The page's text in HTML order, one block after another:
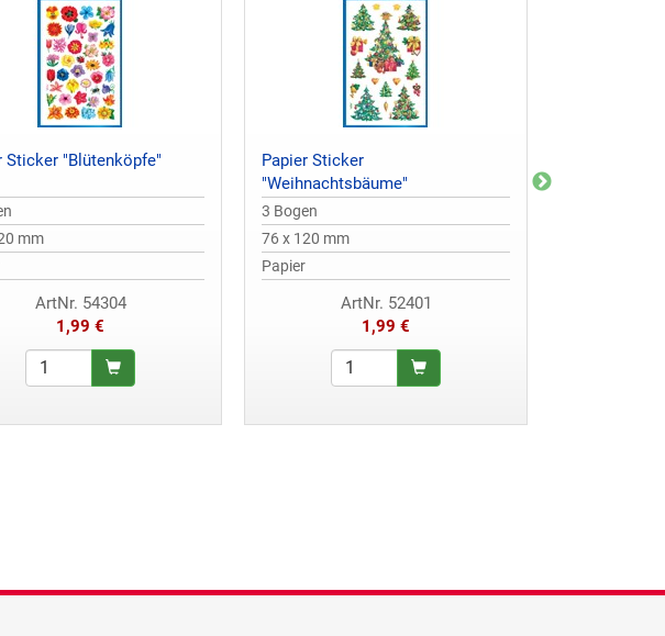
Sticker "Blütenköpfe"
mm
ArtNr. 54304
1,99 €
Papier Sticker
"Weihnachtsbäume"
3 Bogen
76 x 120 mm
Papier
ArtNr. 52401
1,99 €